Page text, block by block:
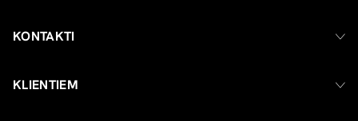
KONTAKTI
KLIENTIEM